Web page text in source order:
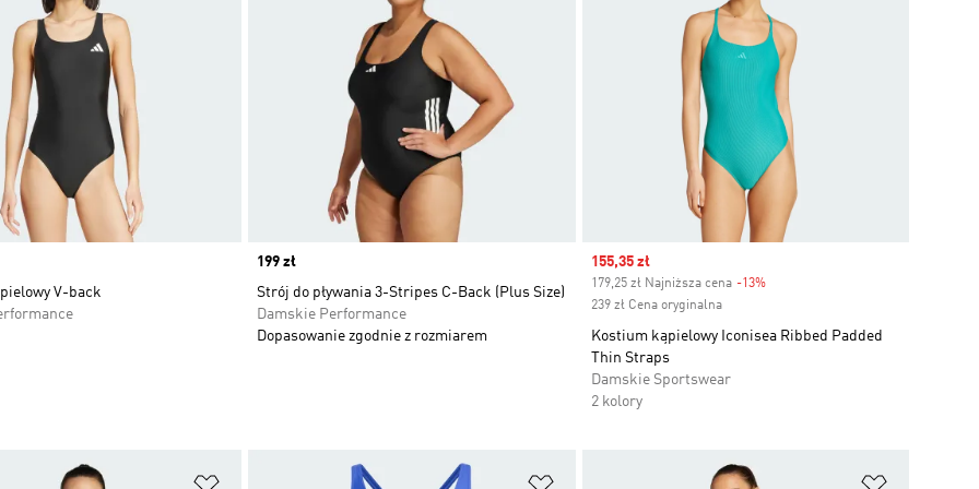
V-back
Price
199 zł
Strój do pływania 3-Stripes C-Back (Plus Size)
Damskie Performance
Dopasowanie zgodnie z rozmiarem
Sale price
155,35 zł
179,25 zł Najniższa cena -13%Discount
239 zł Cena oryginalna
Kostium kąpielowy Iconisea Ribbed Padded
Thin Straps
Damskie Sportswear
2 kolory
Dodaj do listy życzeń Dodaj do listy życzeń